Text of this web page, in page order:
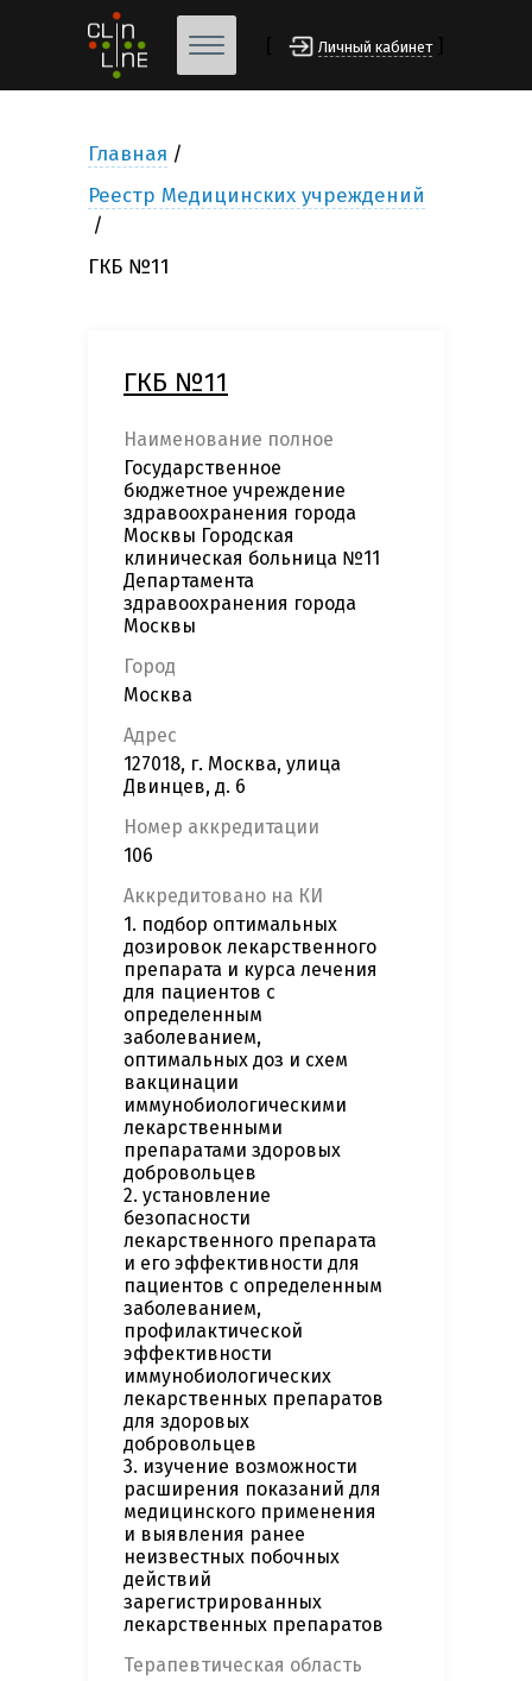
Личный кабинет
Главная
Реестр Медицинских учреждений
ГКБ №11
ГКБ №11
Наименование полное
Государственное
бюджетное учреждение
здравоохранения города
Москвы Городская
клиническая больница №11
Департамента
здравоохранения города
Москвы
Город
Москва
Адрес
127018, г. Москва, улица
Двинцев, д. 6
Номер аккредитации
106
Аккредитовано на КИ
1. подбор оптимальных
дозировок лекарственного
препарата и курса лечения
для пациентов с
определенным
заболеванием,
оптимальных доз и схем
вакцинации
иммунобиологическими
лекарственными
препаратами здоровых
добровольцев
2. установление
безопасности
лекарственного препарата
и его эффективности для
пациентов с определенным
заболеванием,
профилактической
эффективности
иммунобиологических
лекарственных препаратов
для здоровых
добровольцев
3. изучение возможности
расширения показаний для
медицинского применения
и выявления ранее
неизвестных побочных
действий
зарегистрированных
лекарственных препаратов
Терапевтическая область